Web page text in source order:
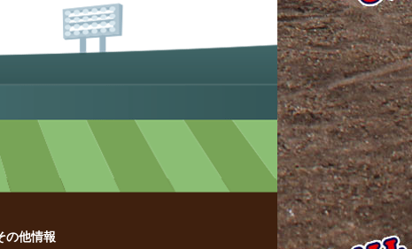
の他情報